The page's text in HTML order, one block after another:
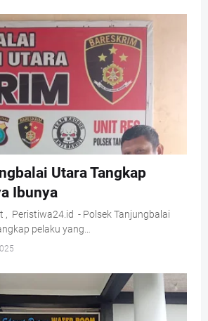
Utara Tangkap
Ibunya
, Peristiwa24.id - Polsek Tanjungbalai
pelaku yang…